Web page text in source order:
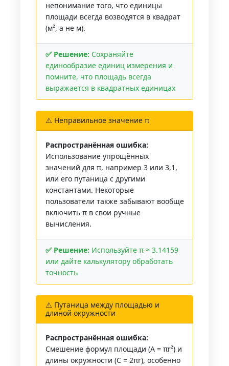
непонимание того, что единицы
площади всегда возводятся в квадрат
(м², а не м).
✅ Решение: Сохраняйте
единообразие единиц измерения и
помните, что площадь всегда
выражается в квадратных единицах
⚠️ Неправильное значение π
Распространённая ошибка:
Использование упрощённых
значений для π, например 3 или 3,1,
или его путаница с другими
константами. Некоторые
пользователи также забывают вообще
включить π в свои ручные
вычисления.
✅ Решение: Используйте π ≈ 3.14159
или дайте калькулятору обработать
точность
⚠️ Путаница между площадью и
длиной окружности
Распространённая ошибка:
Смешение формул площади (A = πr²) и
длины окружности (C = 2πr), особенно